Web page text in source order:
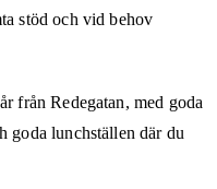
stöd och vid behov
från Redegatan, med goda
goda lunchställen där du